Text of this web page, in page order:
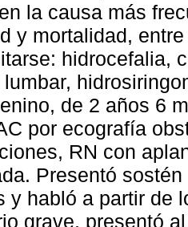
la causa más
y mortalidad,
hidrocefalia,
lumbar,
de 2 años 6
por ecografía
RN con
Presentó
y habló a partir de
grave, presentó